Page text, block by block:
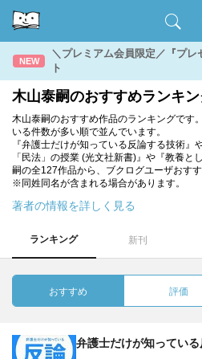
NEW
＼プレミアム会員限定／『プ
ト
木山泰嗣のおすすめランキ
木山泰嗣のおすすめ作品のランキングです
いる件数が多い順で並んでいます。
『弁護士だけが知っている反論する技術
「民法」の授業 (光文社新書)』や『教養と
嗣の全127作品から、ブクログユーザおす
※同姓同名が含まれる場合があります。
著者の情報を詳しく見る
ランキング 新刊
おすすめ 評価
弁護士だけが知ってい